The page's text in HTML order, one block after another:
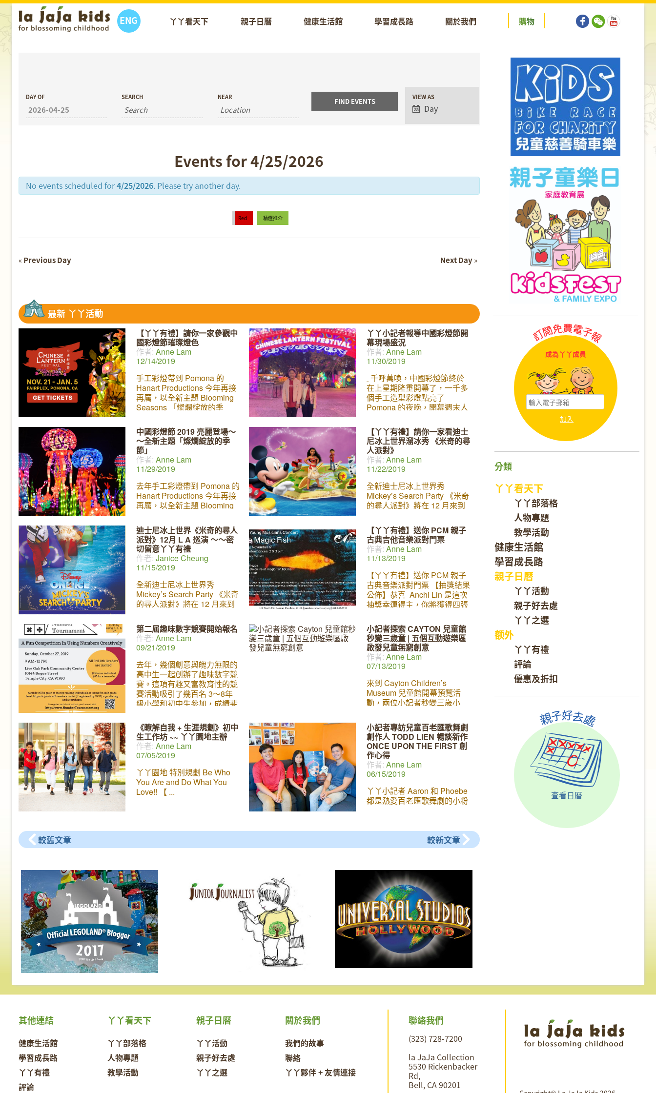
ENG 丫丫看天下 親子日曆 健康生活館 學習成長路 關於我們 購物
Event
Views
Navigation
VIEW AS
Day
DAY OF SEARCH NEAR
Events for 4/25/2026
No events scheduled for4/25/2026. Please try another day.
Red 精選推介
Day
« Previous Day Next Day»
最新丫丫活動
【丫丫有禮】請你一家參觀中
國彩燈節璀璨燈色
作者: Anne Lam
12/14/2019
手工彩燈帶到 Pomona 的
Hanart Productions 今年再接
再厲，以全新主題 Blooming
Seasons 「燦爛綻放的季
燈造型工藝配合現代化設計，
加上音樂和燈光的營造，形成
一個嶄新的燈光世界，再加上
特別為小朋友設計的神秘魔法
動物機動遊戲，以及精彩的中
國風舞台文藝表演，和各種美
食，讓中國彩燈節再次成為今
年最適合一家大小參觀的聖誕
節活動。 FUN FOR
丫丫小記者報導中國彩燈節開
幕現場盛況
作者: Anne Lam
11/30/2019
千呼萬喚，中國彩燈節終於
在上星期隆重開幕了，一千多
個手工造型彩燈點亮了
Pomona 的夜晚，開幕週末人
者 Amber 和 Phoebe 這晚興
奮來到了彩燈節的開幕禮，與
活動公關 Jennifer Becker 進
行了專訪，又親身體驗了彩燈
節裡各種精彩活動和展示，玩
得好開心呢！一起來看看當晚
小記者的採訪報導吧！～ 這裡
的所有彩燈都出自中國自貢的
彩燈大師之手。自古以來中國
今，自貢的彩燈藝人將傳統彩
燈技藝與現代工藝結合，所有
彩燈都由鋼架框製成，再以人
造絲包成「皮膚」，裡面由
中國彩燈節 2019 亮麗登場～
～全新主題「燦爛綻放的季
節」
作者: Anne Lam
11/29/2019
去年手工彩燈帶到 Pomona 的
Hanart Productions 今年再接
再厲，以全新主題 Blooming
節」，將一千多個傳統中國彩
燈造型工藝配合現代化設計，
加上音樂和燈光的營造，形成
一個嶄新的燈光世界，再加上
特別為小朋友設計的神秘魔法
動物機動遊戲，以及精彩的中
國風舞台文藝表演，和各種美
食，讓中國彩燈節再次成為今
年最適合一家大小參觀的聖誕
【丫丫有禮】請你一家看迪士
尼冰上世界溜冰秀 《米奇的尋
人派對》
作者: Anne Lam
11/22/2019
全新迪士尼冰上世界秀
Mickey’s Search Party 《米奇
的尋人派對》將在 12 月來到
的 Moana、美女與野獸、小
美人魚、魔雪奇緣、Toy
迪士尼冰上世界《米奇的尋人
派對》12月 L A 巡演 ～～密
切留意丫丫有禮
作者: Janice Cheung
11/15/2019
全新迪士尼冰上世界秀
Mickey’s Search Party 《米奇
的尋人派對》將在 12 月來到
的 Moana、美女與野獸、小
美人魚、魔雪奇緣、Toy
【丫丫有禮】送你 PCM 親子
古典吉他音樂派對門票
作者: Anne Lam
11/13/2019
【ㄚㄚ有禮】送你 PCM 親子
古典音樂派對門票 【抽獎結果
公佈】恭喜 Anchi Lin 是這次
抽獎幸運得主，你將獲得四張
info@lajajakids.com 以便通知
領獎詳情！ 帕薩迪納音樂學院
將於這個週末 (11月17日星期
天下午)
第二屆趣味數字競賽開始報名
作者: Anne Lam
09/21/2019
去年，幾個創意與魄力無限的
高中生一起創辦了趣味數字競
賽。這項有趣又富教育性的競
賽活動吸引了幾百名 3～8年
級小學和初中生參加，成績斐
10月 27日於天普市舉行，可
以獨立報名，也可以組成四人
團隊一起參加。以有趣的遊
戲，挑戰孩子的數學和數字概
念，培養小朋友對數學的「好
玩感」，去年錯過了的話，今
年一定要提早報名喔！ 什麼是
趣味數字競賽？ 幾個創意與魄
州 3～8年級小學和初中生參
成四人團隊一起參加。 範
小記者探索 CAYTON 兒童館
秒變三歲童 | 五個互動遊樂區
啟發兒童無窮創意
作者: Anne Lam
07/13/2019
來到 Cayton Children’s
Museum 兒童館開幕預覽活
動，兩位小記者秒變三歲小
乎，全新的 Cayton 兒童館位
於 Santa Monica Place 商場
頂層，它到底有什麼魔力讓大
小朋友都玩得好開心，又能夠
讓兒童盡情釋放幻想力？聽聽
兒童館 CEO
《瞭解自我 + 生涯規劃》初中
生工作坊 ~~ 丫丫園地主辦
作者: Anne Lam
07/05/2019
丫丫園地 特別規劃 Be Who
You Are and Do What You
Love!! 【
小記者專訪兒童百老匯歌舞劇
創作人 TODD LIEN 暢談新作
ONCE UPON THE FIRST 創
作心得
作者: Anne Lam
06/15/2019
丫丫小記者 Aaron 和 Phoebe
都是熱愛百老匯歌舞劇的小粉
Hollywood Fringe 演藝節中，
有一套新劇吸引了大家的關注
～～ Once Upon the
較舊文章 較新文章
分類
丫丫看天下
丫丫部落格
人物專題
教學活動
健康生活館
學習成長路
親子日曆
丫丫活動
親子好去處
丫丫之選
额外
丫丫有禮
評論
優惠及折扣
成為丫丫成員
查看日曆
其他連結
健康生活館
學習成長路
丫丫有禮
評論
丫丫看天下
丫丫部落格
人物專題
教學活動
關於我們
我們的故事
聯絡
丫丫夥伴 + 友情連接
親子日曆
丫丫活動
親子好去處
丫丫之選
聯絡我們
(323) 728-7200
la JaJa Collection
5530 Rickenbacker
Rd,
Bell, CA 90201